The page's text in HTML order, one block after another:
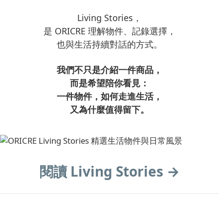
Living Stories，
是 ORICRE 理解物件、記錄選擇，
也與生活持續對話的方式。
我們不只是介紹一件商品，
而是希望陪你看見：
一件物件，如何走進生活，
又為什麼值得留下。
閱讀 Living Stories →